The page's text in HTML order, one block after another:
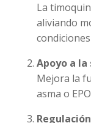
La
aliviando
Apoyo a
Mejora la
asma o